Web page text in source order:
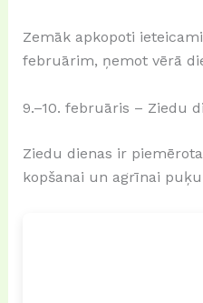
Zemāk apkopoti
februārim, ņemot vērā
9.–10. februāris – Ziedu
Ziedu dienas ir
kopšanai un agrīnai